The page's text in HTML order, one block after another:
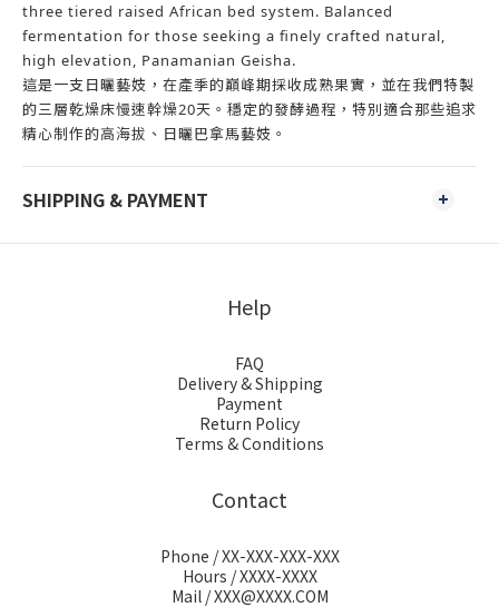
three tiered raised African bed system. Balanced
fermentation for those seeking a ﬁnely crafted natural,
high elevation, Panamanian Geisha.
這是一支日曬藝妓，在產季的巔峰期採收成熟果實，並在我們特製
的三層乾燥床慢速幹燥20天。穩定的發酵過程，特別適合那些追求
精心制作的高海拔、日曬巴拿馬藝妓。
SHIPPING & PAYMENT
Help
FAQ
Delivery & Shipping
Payment
Return Policy
Terms & Conditions
Contact
Phone / XX-XXX-XXX-XXX
Hours / XXXX-XXXX
Mail / XXX@XXXX.COM